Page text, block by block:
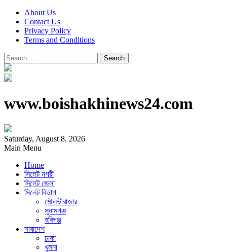
About Us
Contact Us
Privacy Policy
Terms and Conditions
Search
for:
www.boishakhinews24.com
Saturday, August 8, 2026
Main Menu
Home
সিলেট নগরী
সিলেট জেলা
সিলেট বিভাগ
মৌলভীবাজার
সুনামগঞ্জ
হবিগঞ্জ
সারাদেশ
ঢাকা
খুলনা